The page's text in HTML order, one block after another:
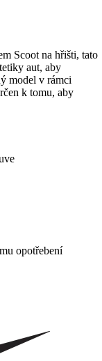
Scoot na hřišti, tato
aut, aby
model v rámci
k tomu, aby
opotřebení